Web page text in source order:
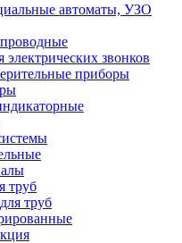
автоматы, УЗО
звонков
приборы
труб
труб